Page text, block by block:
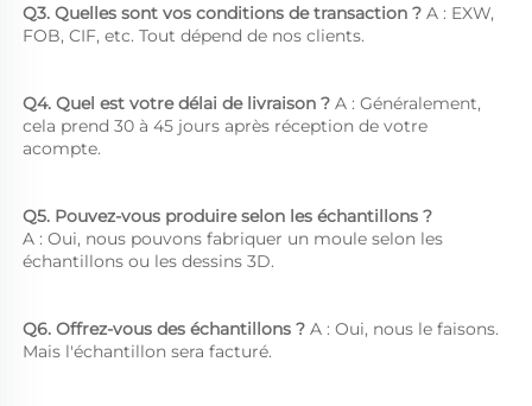
Q3. Quelles sont vos conditions de transaction ? A : EXW,
FOB, CIF, etc. Tout dépend de nos clients.
Q4. Quel est votre délai de livraison ? A : Généralement,
cela prend 30 à 45 jours après réception de votre
acompte.
Q5. Pouvez-vous produire selon les échantillons ?
A : Oui, nous pouvons fabriquer un moule selon les
échantillons ou les dessins 3D.
Q6. Offrez-vous des échantillons ? A : Oui, nous le faisons.
Mais l'échantillon sera facturé.